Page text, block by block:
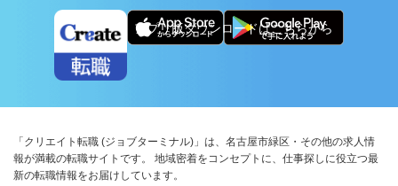
アプリ版ダウンロードはこちらから
「クリエイト転職 (ジョブターミナル)」は、名古屋市緑区・その他の求人情
報が満載の転職サイトです。 地域密着をコンセプトに、仕事探しに役立つ最
新の転職情報をお届けしています。